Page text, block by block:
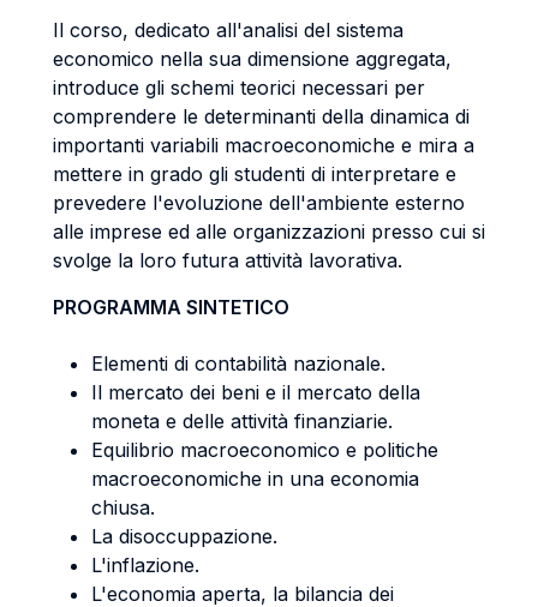
Il corso, dedicato all'analisi del sistema
economico nella sua dimensione aggregata,
introduce gli schemi teorici necessari per
comprendere le determinanti della dinamica di
importanti variabili macroeconomiche e mira a
mettere in grado gli studenti di interpretare e
prevedere l'evoluzione dell'ambiente esterno
alle imprese ed alle organizzazioni presso cui si
svolge la loro futura attività lavorativa.
PROGRAMMA SINTETICO
Elementi di contabilità nazionale.
Il mercato dei beni e il mercato della
moneta e delle attività finanziarie.
Equilibrio macroeconomico e politiche
macroeconomiche in una economia
chiusa.
La disoccuppazione.
L'inflazione.
L'economia aperta, la bilancia dei